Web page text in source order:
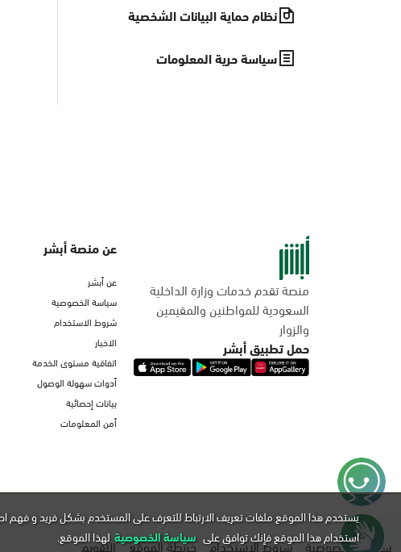
نظام حماية البيانات الشخصية
سياسة حرية المعلومات
منصة تقدم خدمات وزارة الداخلية
السعودية للمواطنين والمقيمين
والزوار
حمل تطبيق أبشر
عن منصة أبشر
عن أبشر
سياسة الخصوصية
شروط الاستخدام
الاخبار
اتفاقية مستوى الخدمة
أدوات سهولة الوصول
بيانات إحصائية
أمن المعلومات
سياسة الخصوصية شروط الاستخدام خريطة الموقع التقويم
يستخدم هذا الموقع ملفات تعريف الارتباط للتعرف على المستخدم بشكل فريد و فهم
استخدام هذا الموقع فإنك توافق على سياسة الخصوصية لهذا الموقع.